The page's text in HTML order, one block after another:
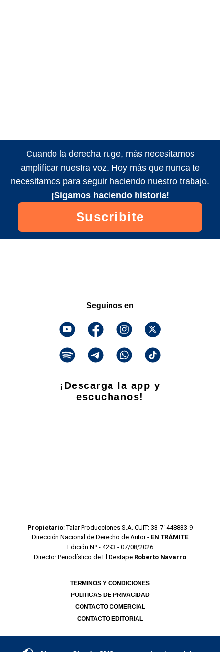
Cuando la derecha ruge, más necesitamos
amplificar nuestra voz. Hoy más que nunca te
necesitamos para seguir haciendo nuestro trabajo.
¡Sigamos haciendo historia!
Suscribite
Seguinos en
¡Descarga la app y
escuchanos!
Propietario: Talar Producciones S.A. CUIT: 33-71448833-9
Dirección Nacional de Derecho de Autor - EN TRÁMITE
Edición Nº - 4293 - 07/08/2026
Director Periodístico de El Destape Roberto Navarro
TERMINOS Y CONDICIONES
POLITICAS DE PRIVACIDAD
CONTACTO COMERCIAL
CONTACTO EDITORIAL